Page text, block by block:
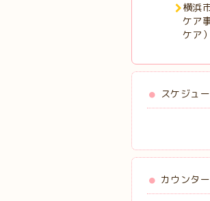
横浜
ケア
ケア
スケジュ
カウンター